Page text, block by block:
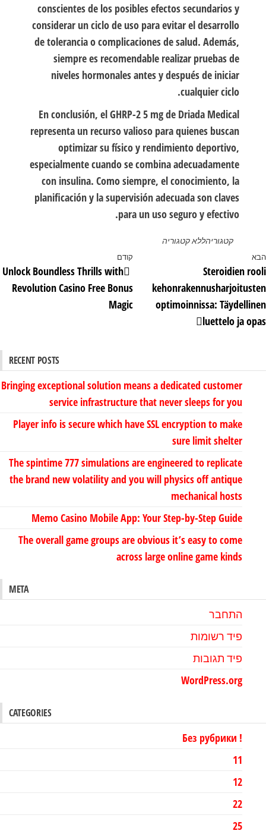
conscientes de los posibles efectos secundarios y
considerar un ciclo de uso para evitar el desarrollo
de tolerancia o complicaciones de salud. Además,
siempre es recomendable realizar pruebas de
niveles hormonales antes y después de iniciar
cualquier ciclo.
En conclusión, el GHRP-2 5 mg de Driada Medical
representa un recurso valioso para quienes buscan
optimizar su físico y rendimiento deportivo,
especialmente cuando se combina adecuadamente
con insulina. Como siempre, el conocimiento, la
planificación y la supervisión adecuada son claves
para un uso seguro y efectivo.
קטגוריהללא קטגוריה
הפוסט
הקודם
קודם
Unlock Boundless Thrills with
Revolution Casino Free Bonus
Magic
Steroidien
optimoinnissa:
luettelo ja
RECENT POSTS
Bringing exceptional solution means a dedicated customer
service infrastructure that never sleeps for you
Player info is secure which have SSL encryption to make
sure limit shelter
The spintime 777 simulations are engineered to replicate
the brand new volatility and you will physics off antique
mechanical hosts
Memo Casino Mobile App: Your Step-by-Step Guide
The overall game groups are obvious it’s easy to come
across large online game kinds
META
התחבר
פיד רשומות
פיד תגובות
WordPress.org
CATEGORIES
12
22
25